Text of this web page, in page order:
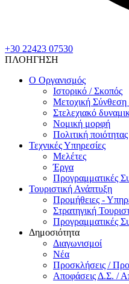
+30 22423 07530
ΠΛΟΗΓΗΣΗ
Ο Οργανισμός
Ιστορικό / Σκοπός
Μετοχική
Στελεχιακό
Νομική μορφή
Πολιτική ποιότητας
Τεχνικές Υπηρεσίες
Μελέτες
Έργα
Προγραμματικές
Τουριστική Ανάπτυξη
Προμήθειες -
Στρατηγική
Προγραμματικές
Δημοσιότητα
Διαγωνισμοί
Νέα
Προσκλήσεις /
Αποφάσεις Δ.Σ. /